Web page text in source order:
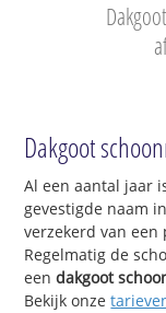
Dakgoot
Al een aantal jaar
gevestigde naam
verzekerd van
Regelmatig de
eendakgoot
Bekijk onze